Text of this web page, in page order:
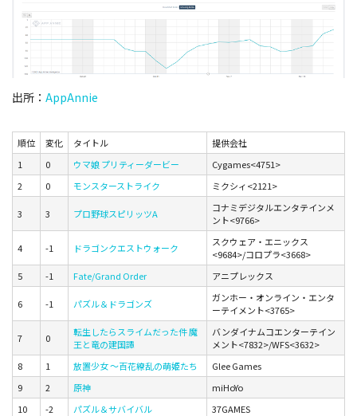
出所： AppAnnie
順位 変化 タイトル
提供会社
1
0 ウマ娘 プリティーダービー
Cygames<4751>
2
0 モンスターストライク ミクシィ<2121>
3 3 プロ野球スピリッツA
コナミデジタルエンタテインメ
ント<9766>
4 -1 ドラゴンクエストウォーク
スクウェア・エニックス
<9684>/コロプラ<3668>
5
-1 Fate/Grand Order アニプレックス
6 -1 パズル＆ドラゴンズ
ガンホー・オンライン・エンタ
ーテイメント<3765>
7 0
転生したらスライムだった件 魔
王と竜の建国譚
バンダイナムコエンターテイン
メント<7832>/WFS<3632>
8
1 放置少女 〜百花繚乱の萌姫たち
Glee Games
9
2 原神
miHoYo
10
-2 パズル＆サバイバル
37GAMES